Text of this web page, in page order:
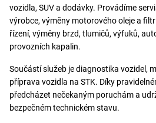
vozidla, SUV a dodávky. Provádíme
výrobce, výměny motorového oleje a
řízení, výměny brzd, tlumičů, výfuků,
provozních kapalin.
Součástí služeb je diagnostika vozidel,
příprava vozidla na STK. Díky
předcházet nečekaným poruchám a
bezpečném technickém stavu.